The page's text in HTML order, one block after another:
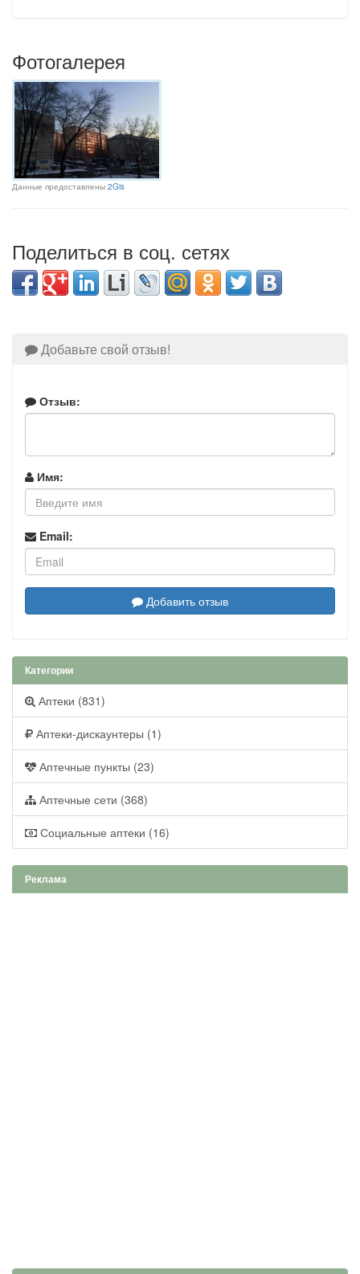
Фотогалерея
Данные предоставлены 2Gis
Поделиться в соц. сетях
Добавьте свой отзыв!
Отзыв:
Имя:
Email:
Добавить отзыв
Категории
Аптеки (831)
Аптеки-дискаунтеры (1)
Аптечные пункты (23)
Аптечные сети (368)
Социальные аптеки (16)
Реклама